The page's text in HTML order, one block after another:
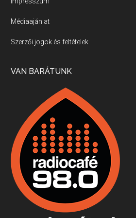
Villány, kékfrankos, Jackfall
Apr 17, 2026 • 00:35:38
Boston, teadélután, bab és
Apr 9, 2026 • 00:37:17
Fermentáljunk, a testünk
Apr 3, 2026 • 00:36:07
Médiaajánlat
Szerzői jogok és feltételek
VAN BARÁTUNK